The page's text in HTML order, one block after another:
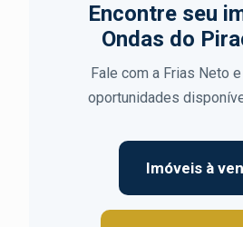
Encontre seu
Ondas do
Fale com a Frias Neto
oportunidades
Imóveis à